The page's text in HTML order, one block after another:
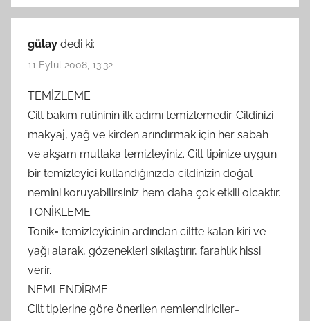
gülay dedi ki:
11 Eylül 2008, 13:32
TEMİZLEME
Cilt bakım rutininin ilk adımı temizlemedir. Cildinizi
makyaj, yağ ve kirden arındırmak için her sabah
ve akşam mutlaka temizleyiniz. Cilt tipinize uygun
bir temizleyici kullandığınızda cildinizin doğal
nemini koruyabilirsiniz hem daha çok etkili olcaktır.
TONİKLEME
Tonik= temizleyicinin ardından ciltte kalan kiri ve
yağı alarak, gözenekleri sıkılaştırır, farahlık hissi
verir.
NEMLENDİRME
Cilt tiplerine göre önerilen nemlendiriciler=